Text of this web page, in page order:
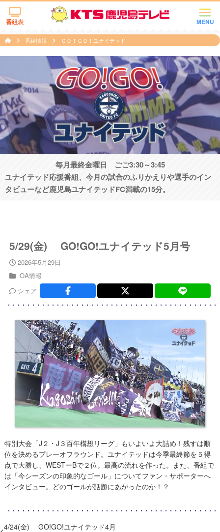
MENU
番組表
番組情報 ＧＯ！ＧＯ！ユナイテッド
毎月最終金曜日 ごご3:30～3:45
ユナイテッド応援番組、今月の試合のふりかえりや選手のイン
タビューなど鹿児島ユナイテッドFC満載の15分。
5/29(金) GO!GO!ユナイテッド5月号
2026年5月29日
OA情報
シェア
特別大会「J２・J３百年構想リーグ」もいよいよ大詰め！残すは順
位を決めるプレーオフラウンド。ユナイテッドは今季最終節を５得
点で大勝し、WESTーBで２位。最高の流れを作った。また、番組で
は「今シーズンの印象的なゴール」についてファン・サポーターへ
インタビュー。どのゴールが話題にあがったのか！？
4/24(金) GO!GO!ユナイテッド4月